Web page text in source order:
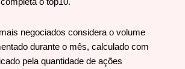
negociados considera o volume
durante o mês, calculado com
pela quantidade de ações